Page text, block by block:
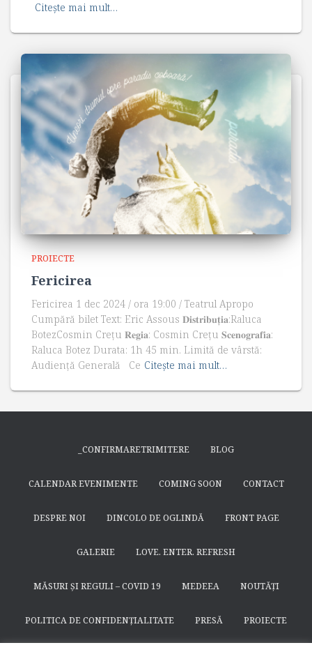
Citește mai mult…
PROIECTE
Fericirea
Fericirea 1 dec 2024 / ora 19:00 / Teatrul Apropo
Cumpără bilet Text: Eric Assous 𝐃𝐢𝐬𝐭𝐫𝐢𝐛𝐮𝐭̦𝐢𝐚:Raluca
BotezCosmin Crețu 𝐑𝐞𝐠𝐢𝐚: Cosmin Crețu 𝐒𝐜𝐞𝐧𝐨𝐠𝐫𝐚𝐟𝐢𝐚:
Raluca Botez Durata: 1h 45 min. Limită de vârstă:
Audiență Generală Ce Citește mai mult…
_CONFIRMARETRIMITERE BLOG
CALENDAR EVENIMENTE COMING SOON CONTACT
DESPRE NOI DINCOLO DE OGLINDĂ FRONT PAGE
GALERIE LOVE. ENTER. REFRESH
MĂSURI ȘI REGULI – COVID 19 MEDEEA NOUTĂȚI
POLITICA DE CONFIDENȚIALITATE PRESĂ PROIECTE